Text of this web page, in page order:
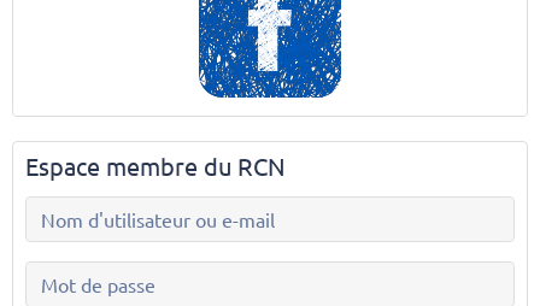
Espace membre du RCN